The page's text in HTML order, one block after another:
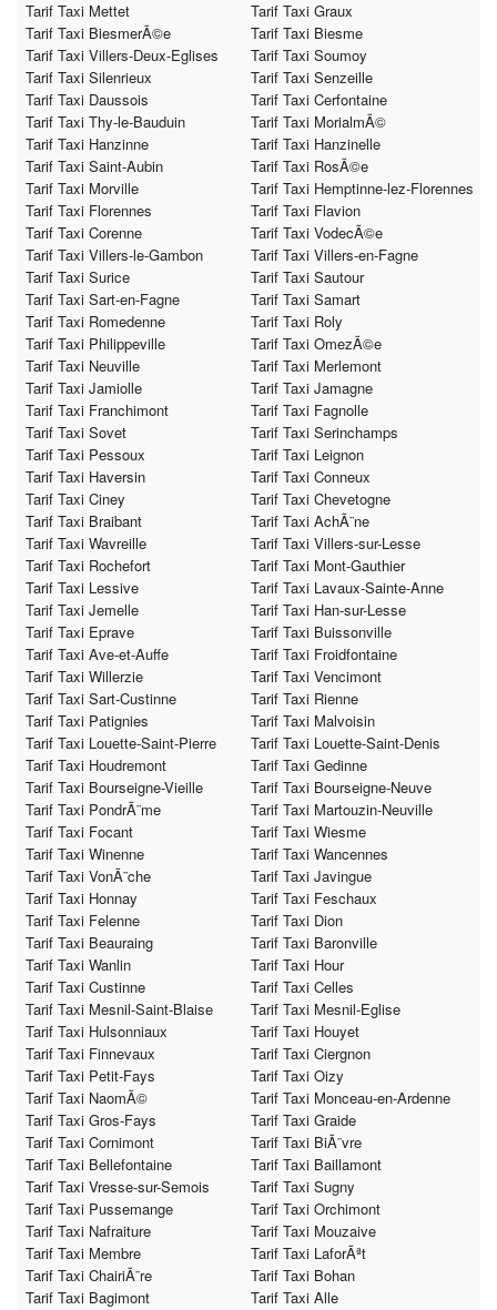
Tarif Taxi Mettet
Tarif Taxi Graux
Tarif Taxi BiesmerÃ©e
Tarif Taxi Biesme
Tarif Taxi Villers-Deux-Eglises
Tarif Taxi Soumoy
Tarif Taxi Silenrieux
Tarif Taxi Senzeille
Tarif Taxi Daussois
Tarif Taxi Cerfontaine
Tarif Taxi Thy-le-Bauduin
Tarif Taxi MorialmÃ©
Tarif Taxi Hanzinne
Tarif Taxi Hanzinelle
Tarif Taxi Saint-Aubin
Tarif Taxi RosÃ©e
Tarif Taxi Morville
Tarif Taxi Hemptinne-lez-Florennes
Tarif Taxi Florennes
Tarif Taxi Flavion
Tarif Taxi Corenne
Tarif Taxi VodecÃ©e
Tarif Taxi Villers-le-Gambon
Tarif Taxi Villers-en-Fagne
Tarif Taxi Surice
Tarif Taxi Sautour
Tarif Taxi Sart-en-Fagne
Tarif Taxi Samart
Tarif Taxi Romedenne
Tarif Taxi Roly
Tarif Taxi Philippeville
Tarif Taxi OmezÃ©e
Tarif Taxi Neuville
Tarif Taxi Merlemont
Tarif Taxi Jamiolle
Tarif Taxi Jamagne
Tarif Taxi Franchimont
Tarif Taxi Fagnolle
Tarif Taxi Sovet
Tarif Taxi Serinchamps
Tarif Taxi Pessoux
Tarif Taxi Leignon
Tarif Taxi Haversin
Tarif Taxi Conneux
Tarif Taxi Ciney
Tarif Taxi Chevetogne
Tarif Taxi Braibant
Tarif Taxi AchÃ¨ne
Tarif Taxi Wavreille
Tarif Taxi Villers-sur-Lesse
Tarif Taxi Rochefort
Tarif Taxi Mont-Gauthier
Tarif Taxi Lessive
Tarif Taxi Lavaux-Sainte-Anne
Tarif Taxi Jemelle
Tarif Taxi Han-sur-Lesse
Tarif Taxi Eprave
Tarif Taxi Buissonville
Tarif Taxi Ave-et-Auffe
Tarif Taxi Froidfontaine
Tarif Taxi Willerzie
Tarif Taxi Vencimont
Tarif Taxi Sart-Custinne
Tarif Taxi Rienne
Tarif Taxi Patignies
Tarif Taxi Malvoisin
Tarif Taxi Louette-Saint-Pierre
Tarif Taxi Louette-Saint-Denis
Tarif Taxi Houdremont
Tarif Taxi Gedinne
Tarif Taxi Bourseigne-Vieille
Tarif Taxi Bourseigne-Neuve
Tarif Taxi PondrÃ¨me
Tarif Taxi Martouzin-Neuville
Tarif Taxi Focant
Tarif Taxi Wiesme
Tarif Taxi Winenne
Tarif Taxi Wancennes
Tarif Taxi VonÃ¨che
Tarif Taxi Javingue
Tarif Taxi Honnay
Tarif Taxi Feschaux
Tarif Taxi Felenne
Tarif Taxi Dion
Tarif Taxi Beauraing
Tarif Taxi Baronville
Tarif Taxi Wanlin
Tarif Taxi Hour
Tarif Taxi Custinne
Tarif Taxi Celles
Tarif Taxi Mesnil-Saint-Blaise
Tarif Taxi Mesnil-Eglise
Tarif Taxi Hulsonniaux
Tarif Taxi Houyet
Tarif Taxi Finnevaux
Tarif Taxi Ciergnon
Tarif Taxi Petit-Fays
Tarif Taxi Oizy
Tarif Taxi NaomÃ©
Tarif Taxi Monceau-en-Ardenne
Tarif Taxi Gros-Fays
Tarif Taxi Graide
Tarif Taxi Cornimont
Tarif Taxi BiÃ¨vre
Tarif Taxi Bellefontaine
Tarif Taxi Baillamont
Tarif Taxi Vresse-sur-Semois
Tarif Taxi Sugny
Tarif Taxi Pussemange
Tarif Taxi Orchimont
Tarif Taxi Nafraiture
Tarif Taxi Mouzaive
Tarif Taxi Membre
Tarif Taxi LaforÃªt
Tarif Taxi ChairiÃ¨re
Tarif Taxi Bohan
Tarif Taxi Bagimont
Tarif Taxi Alle